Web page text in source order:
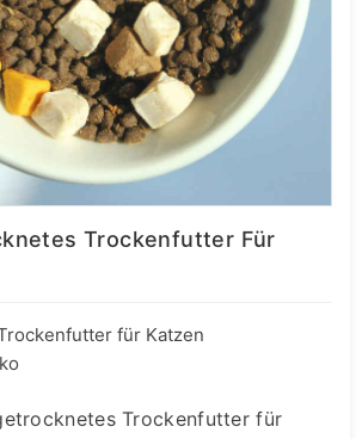
Trockenfutter Für
für Katzen
Trockenfutter für